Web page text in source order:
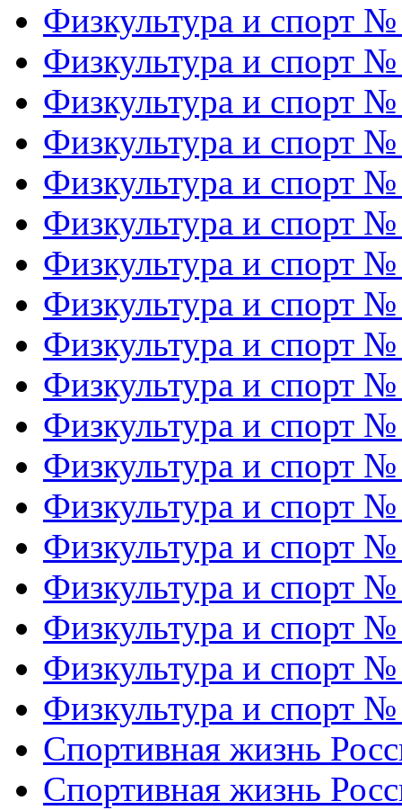
Физкультура и спорт
Физкультура и спорт
Физкультура и спорт
Физкультура и спорт
Физкультура и спорт
Физкультура и спорт
Физкультура и спорт
Физкультура и спорт
Физкультура и спорт
Физкультура и спорт
Физкультура и спорт
Физкультура и спорт
Физкультура и спорт
Физкультура и спорт
Физкультура и спорт
Физкультура и спорт
Физкультура и спорт
Физкультура и спорт
Спортивная жизнь
Спортивная жизнь